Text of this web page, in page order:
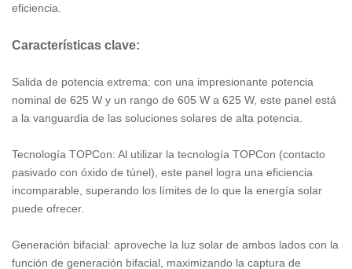
eficiencia.
Características clave:
Salida de potencia extrema: con una impresionante potencia
nominal de 625 W y un rango de 605 W a 625 W, este panel está
a la vanguardia de las soluciones solares de alta potencia.
Tecnología TOPCon: Al utilizar la tecnología TOPCon (contacto
pasivado con óxido de túnel), este panel logra una eficiencia
incomparable, superando los límites de lo que la energía solar
puede ofrecer.
Generación bifacial: aproveche la luz solar de ambos lados con la
función de generación bifacial, maximizando la captura de